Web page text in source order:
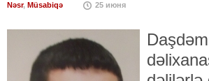
Nəsr, Müsabiqə 25 июня